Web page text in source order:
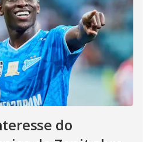
do